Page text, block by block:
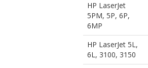
HP LaserJet
5PM, 5P, 6P,
6MP
HP LaserJet 5L,
6L, 3100, 3150